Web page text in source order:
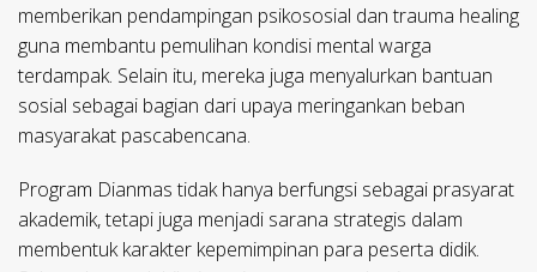
memberikan pendampingan psikososial dan trauma healing
guna membantu pemulihan kondisi mental warga
terdampak. Selain itu, mereka juga menyalurkan bantuan
sosial sebagai bagian dari upaya meringankan beban
masyarakat pascabencana.
Program Dianmas tidak hanya berfungsi sebagai prasyarat
akademik, tetapi juga menjadi sarana strategis dalam
membentuk karakter kepemimpinan para peserta didik.